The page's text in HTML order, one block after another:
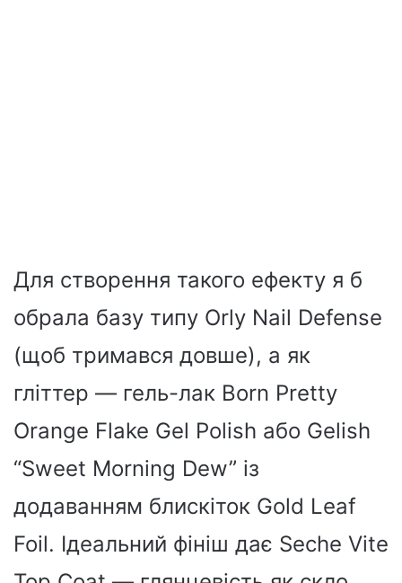
Для створення такого ефекту я б
обрала базу типу Orly Nail Defense
(щоб тримався довше), а як
гліттер — гель-лак Born Pretty
Orange Flake Gel Polish або Gelish
“Sweet Morning Dew” із
додаванням блискіток Gold Leaf
Foil. Ідеальний фініш дає Seche Vite